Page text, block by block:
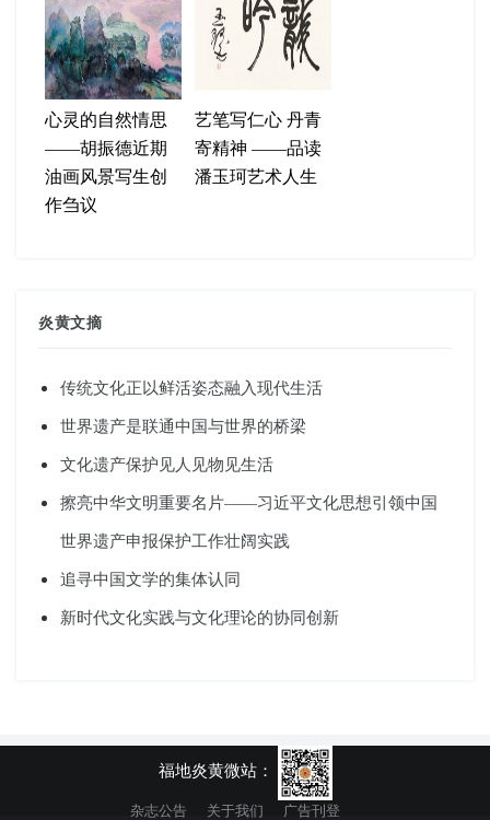
心灵的自然情思
——胡振德近期
油画风景写生创
作刍议
艺笔写仁心 丹青
寄精神 ——品读
潘玉珂艺术人生
炎黄文摘
传统文化正以鲜活姿态融入现代生活
世界遗产是联通中国与世界的桥梁
文化遗产保护见人见物见生活
擦亮中华文明重要名片——习近平文化思想引领中国
世界遗产申报保护工作壮阔实践
追寻中国文学的集体认同
新时代文化实践与文化理论的协同创新
福地炎黄微站：
杂志公告 关于我们 广告刊登